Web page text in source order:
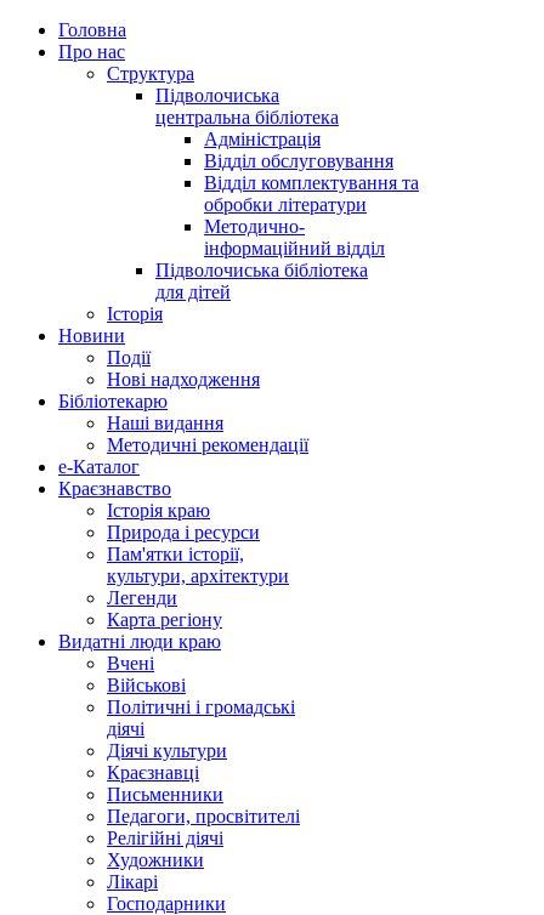
Головна
Про нас
Структура
Підволочиська
центральна бібліотека
Адміністрація
Відділ обслуговування
Відділ комплектування та
обробки літератури
Методично-
інформаційний відділ
Підволочиська бібліотека
для дітей
Історія
Новини
Події
Нові надходження
Бібліотекарю
Наші видання
Методичні рекомендації
e-Каталог
Краєзнавство
Історія краю
Природа і ресурси
Пам'ятки історії,
культури, архітектури
Легенди
Карта регіону
Видатні люди краю
Вчені
Військові
Політичні і громадські
діячі
Діячі культури
Краєзнавці
Письменники
Педагоги, просвітителі
Релігійні діячі
Художники
Лікарі
Господарники